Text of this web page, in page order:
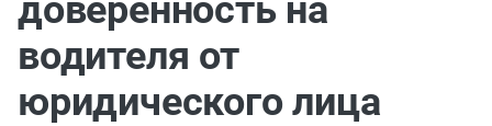
доверенность на
водителя от
юридического лица